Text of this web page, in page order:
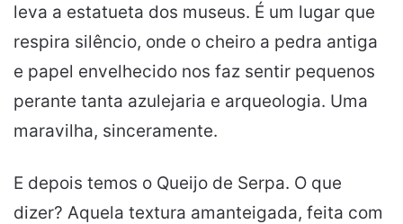
leva a estatueta dos museus. É um lugar que
respira silêncio, onde o cheiro a pedra antiga
e papel envelhecido nos faz sentir pequenos
perante tanta azulejaria e arqueologia. Uma
maravilha, sinceramente.
E depois temos o Queijo de Serpa. O que
dizer? Aquela textura amanteigada, feita com